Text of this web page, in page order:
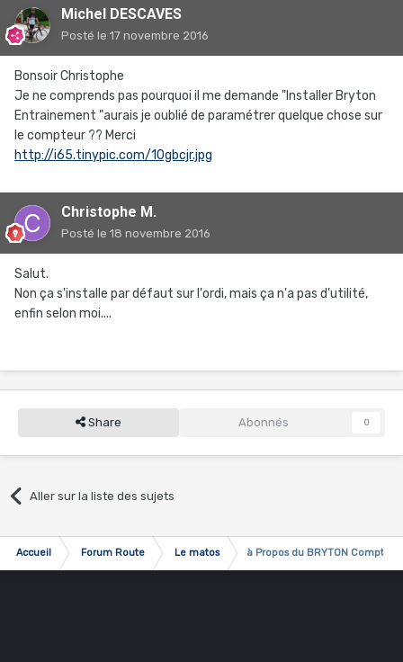
Michel DESCAVES
Posté le 17 novembre 2016
Bonsoir Christophe
Je ne comprends pas pourquoi il me demande "Installer Bryton
Entrainement "aurais je oublié de paramétrer quelque chose sur
le compteur ?? Merci
http://i65.tinypic.com/10gbcjr.jpg
Christophe M.
Posté le 18 novembre 2016
Salut.
Non ça s'installe par défaut sur l'ordi, mais ça n'a pas d'utilité,
enfin selon moi....
Share Abonnés 0
Aller sur la liste des sujets
Accueil Forum Route Le matos à Propos du BRYTON Compteur